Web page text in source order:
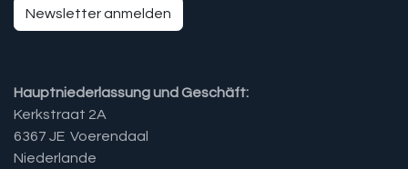
Newsletter anmelden
Hauptniederlassung und Geschäft:
Kerkstraat 2A
6367 JE Voerendaal
Niederlande